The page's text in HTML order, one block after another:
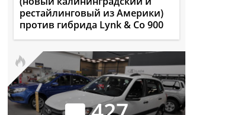
рестайлинговый из Америки)
против гибрида Lynk & Co 900